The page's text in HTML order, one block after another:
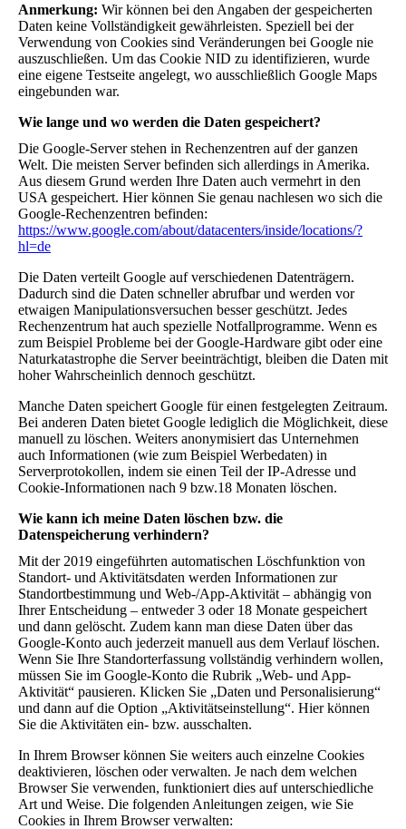
Anmerkung: Wir können bei den Angaben der gespeicherten
Daten keine Vollständigkeit gewährleisten. Speziell bei der
Verwendung von Cookies sind Veränderungen bei Google nie
auszuschließen. Um das Cookie NID zu identifizieren, wurde
eine eigene Testseite angelegt, wo ausschließlich Google Maps
eingebunden war.
Wie lange und wo werden die Daten gespeichert?
Die Google-Server stehen in Rechenzentren auf der ganzen
Welt. Die meisten Server befinden sich allerdings in Amerika.
Aus diesem Grund werden Ihre Daten auch vermehrt in den
USA gespeichert. Hier können Sie genau nachlesen wo sich die
Google-Rechenzentren befinden:
https://www.google.com/about/datacenters/inside/locations/?
hl=de
Die Daten verteilt Google auf verschiedenen Datenträgern.
Dadurch sind die Daten schneller abrufbar und werden vor
etwaigen Manipulationsversuchen besser geschützt. Jedes
Rechenzentrum hat auch spezielle Notfallprogramme. Wenn es
zum Beispiel Probleme bei der Google-Hardware gibt oder eine
Naturkatastrophe die Server beeinträchtigt, bleiben die Daten mit
hoher Wahrscheinlich dennoch geschützt.
Manche Daten speichert Google für einen festgelegten Zeitraum.
Bei anderen Daten bietet Google lediglich die Möglichkeit, diese
manuell zu löschen. Weiters anonymisiert das Unternehmen
auch Informationen (wie zum Beispiel Werbedaten) in
Serverprotokollen, indem sie einen Teil der IP-Adresse und
Cookie-Informationen nach 9 bzw.18 Monaten löschen.
Wie kann ich meine Daten löschen bzw. die
Datenspeicherung verhindern?
Mit der 2019 eingeführten automatischen Löschfunktion von
Standort- und Aktivitätsdaten werden Informationen zur
Standortbestimmung und Web-/App-Aktivität – abhängig von
Ihrer Entscheidung – entweder 3 oder 18 Monate gespeichert
und dann gelöscht. Zudem kann man diese Daten über das
Google-Konto auch jederzeit manuell aus dem Verlauf löschen.
Wenn Sie Ihre Standorterfassung vollständig verhindern wollen,
müssen Sie im Google-Konto die Rubrik „Web- und App-
Aktivität“ pausieren. Klicken Sie „Daten und Personalisierung“
und dann auf die Option „Aktivitätseinstellung“. Hier können
Sie die Aktivitäten ein- bzw. ausschalten.
In Ihrem Browser können Sie weiters auch einzelne Cookies
deaktivieren, löschen oder verwalten. Je nach dem welchen
Browser Sie verwenden, funktioniert dies auf unterschiedliche
Art und Weise. Die folgenden Anleitungen zeigen, wie Sie
Cookies in Ihrem Browser verwalten: